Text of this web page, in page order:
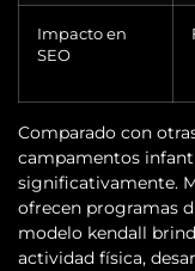
Impacto en
SEO
Comparado con
campamentos
significativamente.
ofrecen programas
modelo kendall
actividad física,